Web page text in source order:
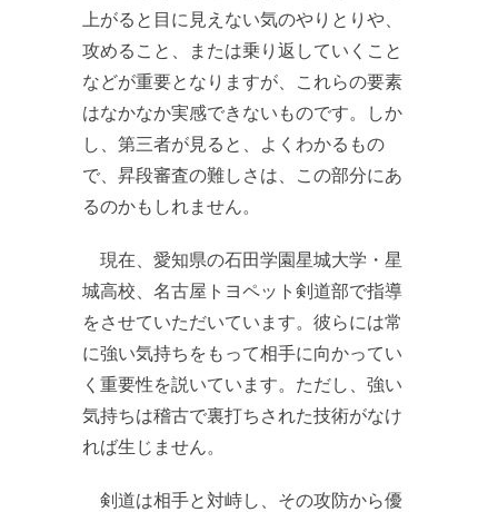
上がると目に見えない気のやりとりや、
攻めること、または乗り返していくこと
などが重要となりますが、これらの要素
はなかなか実感できないものです。しか
し、第三者が見ると、よくわかるもの
で、昇段審査の難しさは、この部分にあ
るのかもしれません。
現在、愛知県の石田学園星城大学・星
城高校、名古屋トヨペット剣道部で指導
をさせていただいています。彼らには常
に強い気持ちをもって相手に向かってい
く重要性を説いています。ただし、強い
気持ちは稽古で裏打ちされた技術がなけ
れば生じません。
剣道は相手と対峙し、その攻防から優